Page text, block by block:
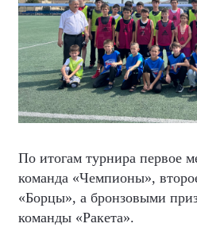
По итогам турнира первое
команда «Чемпионы»,
«Борцы», а бронзовыми
команды «Ракета».